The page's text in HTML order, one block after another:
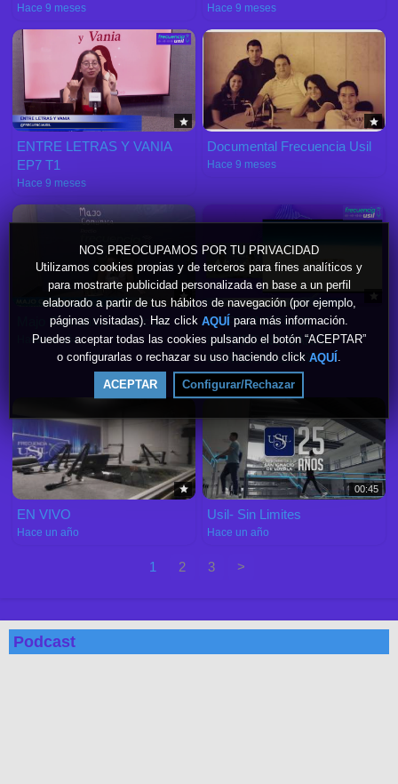
NOS PREOCUPAMOS POR TU PRIVACIDAD
Utilizamos cookies propias y de terceros para fines analíticos y
para mostrarte publicidad personalizada en base a un perfil
elaborado a partir de tus hábitos de navegación (por ejemplo,
páginas visitadas). Haz click AQUÍ para más información.
Puedes aceptar todas las cookies pulsando el botón “ACEPTAR”
o configurarlas o rechazar su uso haciendo click AQUÍ
ACEPTAR Configurar/Rechazar
Hace 9 meses Hace 9 meses
ENTRE LETRAS Y VANIA
EP7 T1
Hace 9 meses
Documental Frecuencia Usil
Hace 9 meses
Majo Comunica - Podcast
Hace un año
EMPRENDEUSIL
KATHERINE CANAL
COMUNICADORA
Hace un año
EN VIVO
Hace un año
00:45
Usil- Sin Limites
Hace un año
1 2 3 >
Podcast